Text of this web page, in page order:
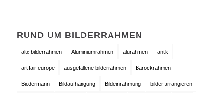
RUND UM BILDERRAHMEN
alte bilderrahmen Aluminiumrahmen alurahmen antik
art fair europe ausgefallene bilderrahmen Barockrahmen
Biedermann Bildaufhängung Bildeinrahmung bilder arrangieren